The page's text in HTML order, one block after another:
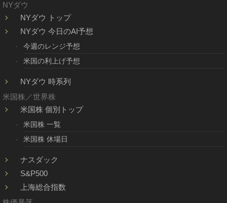
NYダウ
NYダウ トップ
NYダウ 今日のAI予想
今週のレンジ予想
米国の利上げ予想
NYダウ 時系列
米国株／世界株
米国株 個別トップ
米国株 一覧
米国株 休場日
ナスダック
S&P500
上海総合指数